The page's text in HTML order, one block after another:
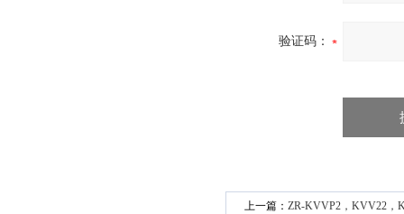
验证码：
上一篇： ZR-KVVP2，KVV22，